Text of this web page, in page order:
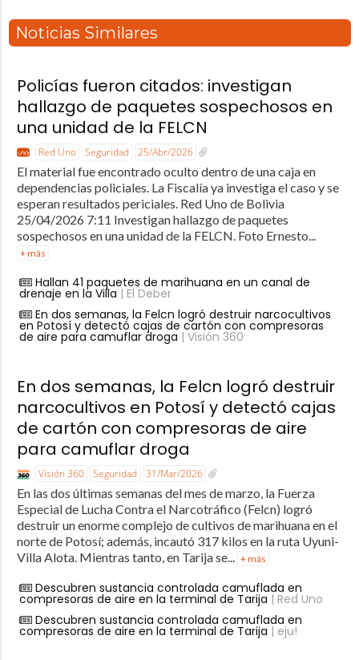
Noticias Similares
Policías fueron citados: investigan
hallazgo de paquetes sospechosos en
una unidad de la FELCN
Red Uno Seguridad 25/Abr/2026
El material fue encontrado oculto dentro de una caja en
dependencias policiales. La Fiscalía ya investiga el caso y se
esperan resultados periciales. Red Uno de Bolivia
25/04/2026 7:11 Investigan hallazgo de paquetes
sospechosos en una unidad de la FELCN. Foto Ernesto...
+ más
Hallan 41 paquetes de marihuana en un canal de
drenaje en la Villa | El Deber
En dos semanas, la Felcn logró destruir narcocultivos
en Potosí y detectó cajas de cartón con compresoras
de aire para camuflar droga | Visión 360
En dos semanas, la Felcn logró destruir
narcocultivos en Potosí y detectó cajas
de cartón con compresoras de aire
para camuflar droga
Visión 360 Seguridad 31/Mar/2026
En las dos últimas semanas del mes de marzo, la Fuerza
Especial de Lucha Contra el Narcotráfico (Felcn) logró
destruir un enorme complejo de cultivos de marihuana en el
norte de Potosí; además, incautó 317 kilos en la ruta Uyuni-
Villa Alota. Mientras tanto, en Tarija se...
+ más
Descubren sustancia controlada camuflada en
compresoras de aire en la terminal de Tarija | Red Uno
Descubren sustancia controlada camuflada en
compresoras de aire en la terminal de Tarija | eju!